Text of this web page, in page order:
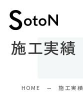
施工実績
HOME 施工実績